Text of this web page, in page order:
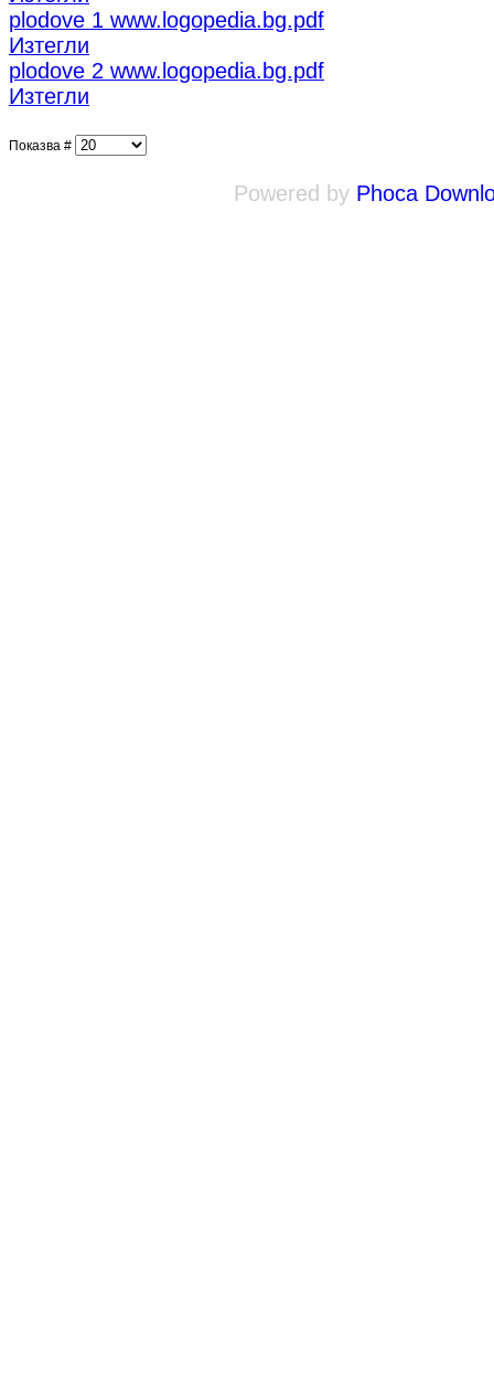
plodove 1 www.logopedia.bg.pdf
Изтегли
plodove 2 www.logopedia.bg.pdf
Изтегли
Показва #
Powered by Phoca